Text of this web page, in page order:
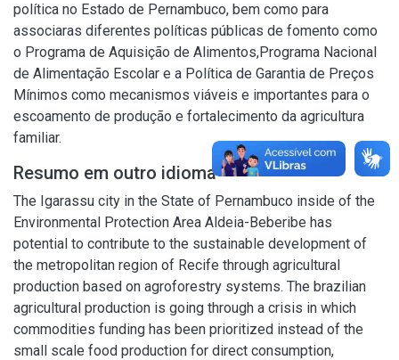
política no Estado de Pernambuco, bem como para
associaras diferentes políticas públicas de fomento como
o Programa de Aquisição de Alimentos,Programa Nacional
de Alimentação Escolar e a Política de Garantia de Preços
Mínimos como mecanismos viáveis e importantes para o
escoamento de produção e fortalecimento da agricultura
familiar.
Resumo em outro idioma
The Igarassu city in the State of Pernambuco inside of the
Environmental Protection Area Aldeia-Beberibe has
potential to contribute to the sustainable development of
the metropolitan region of Recife through agricultural
production based on agroforestry systems. The brazilian
agricultural production is going through a crisis in which
commodities funding has been prioritized instead of the
small scale food production for direct consumption,